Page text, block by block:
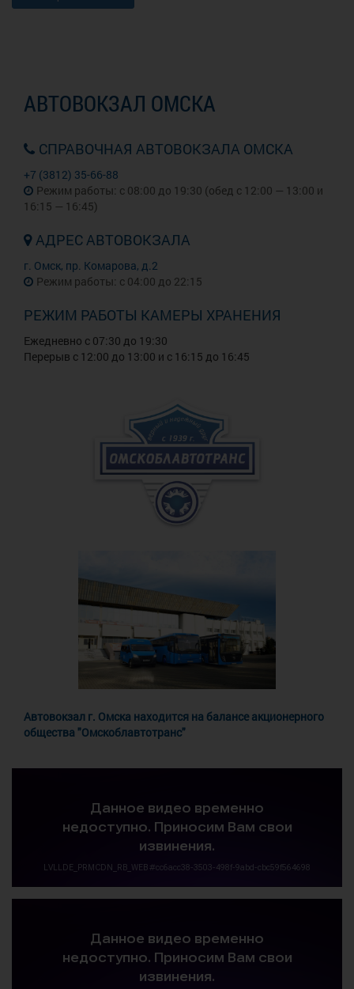
АВТОВОКЗАЛ ОМСКА
СПРАВОЧНАЯ АВТОВОКЗАЛА ОМСКА
+7 (3812) 35-66-88
Режим работы: с 08:00 до 19:30 (обед с 12:00 — 13:00 и
16:15 — 16:45)
АДРЕС АВТОВОКЗАЛА
г. Омск, пр. Комарова, д.2
Режим работы: с 04:00 до 22:15
РЕЖИМ РАБОТЫ КАМЕРЫ ХРАНЕНИЯ
Ежедневно с 07:30 до 19:30
Перерыв с 12:00 до 13:00 и с 16:15 до 16:45
Автовокзал г. Омска находится на балансе акционерного
общества "Омскоблавтотранс"